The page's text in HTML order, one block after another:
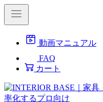
動画マニュアル
FAQ
カート